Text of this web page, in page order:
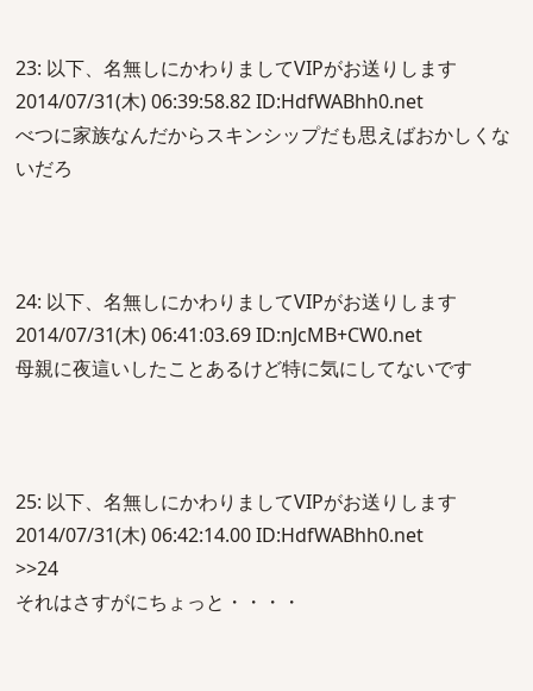
23: 以下、名無しにかわりましてVIPがお送りします
2014/07/31(木) 06:39:58.82 ID:HdfWABhh0.net
べつに家族なんだからスキンシップだも思えばおかしくな
いだろ
24: 以下、名無しにかわりましてVIPがお送りします
2014/07/31(木) 06:41:03.69 ID:nJcMB+CW0.net
母親に夜這いしたことあるけど特に気にしてないです
25: 以下、名無しにかわりましてVIPがお送りします
2014/07/31(木) 06:42:14.00 ID:HdfWABhh0.net
>>24
それはさすがにちょっと・・・・